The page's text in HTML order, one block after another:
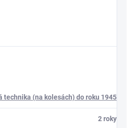
technika (na kolesách) do roku 1945
2 roky